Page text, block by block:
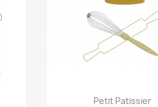
Aperçu rapide
Petit Patissier